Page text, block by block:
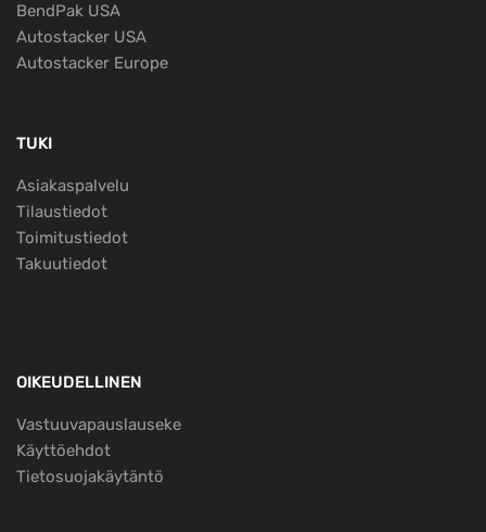
BendPak USA
Autostacker USA
Autostacker Europe
TUKI
Asiakaspalvelu
Tilaustiedot
Toimitustiedot
Takuutiedot
OIKEUDELLINEN
Vastuuvapauslauseke
Käyttöehdot
Tietosuojakäytäntö